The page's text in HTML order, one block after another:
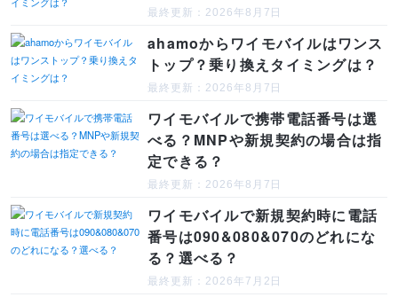
最終更新：2026年8月7日
ahamoからワイモバイルはワンス
トップ？乗り換えタイミングは？
最終更新：2026年8月7日
ワイモバイルで携帯電話番号は選
べる？MNPや新規契約の場合は指
定できる？
最終更新：2026年8月7日
ワイモバイルで新規契約時に電話
番号は090&080&070のどれにな
る？選べる？
最終更新：2026年7月2日